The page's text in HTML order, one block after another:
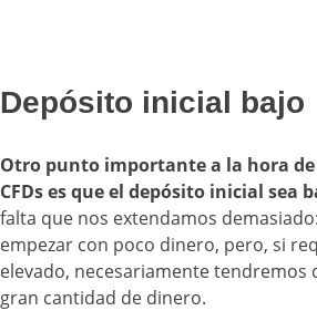
Depósito inicial bajo
Otro punto importante a la hora
CFDs es que el depósito inicial sea
falta que nos extendamos
empezar con poco dinero, pero, si
elevado, necesariamente tendremos
gran cantidad de dinero.